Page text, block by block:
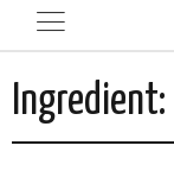
Ingredient: